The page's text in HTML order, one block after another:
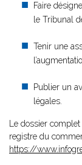
Faire
le Tribunal
Tenir une
Publier un
légales.
Le dossier
registre du
https://